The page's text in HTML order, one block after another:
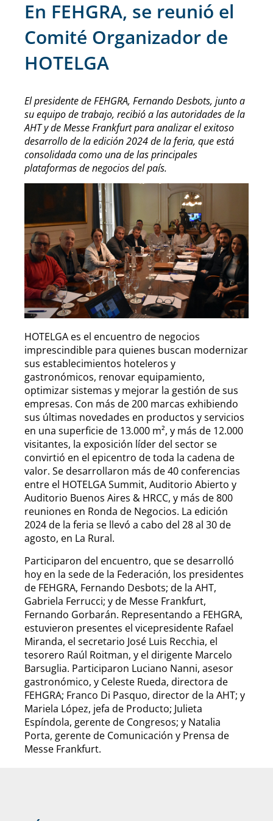
En FEHGRA, se reunió el
Comité Organizador de
HOTELGA
El presidente de FEHGRA, Fernando Desbots, junto a
su equipo de trabajo, recibió a las autoridades de la
AHT y de Messe Frankfurt para analizar el exitoso
desarrollo de la edición 2024 de la feria, que está
consolidada como una de las principales
plataformas de negocios del país.
HOTELGA es el encuentro de negocios
imprescindible para quienes buscan modernizar
sus establecimientos hoteleros y
gastronómicos, renovar equipamiento,
optimizar sistemas y mejorar la gestión de sus
empresas. Con más de 200 marcas exhibiendo
sus últimas novedades en productos y servicios
en una superficie de 13.000 m², y más de 12.000
visitantes, la exposición líder del sector se
convirtió en el epicentro de toda la cadena de
valor. Se desarrollaron más de 40 conferencias
entre el HOTELGA Summit, Auditorio Abierto y
Auditorio Buenos Aires & HRCC, y más de 800
reuniones en Ronda de Negocios. La edición
2024 de la feria se llevó a cabo del 28 al 30 de
agosto, en La Rural.
Participaron del encuentro, que se desarrolló
hoy en la sede de la Federación, los presidentes
de FEHGRA, Fernando Desbots; de la AHT,
Gabriela Ferrucci; y de Messe Frankfurt,
Fernando Gorbarán. Representando a FEHGRA,
estuvieron presentes el vicepresidente Rafael
Miranda, el secretario José Luis Recchia, el
tesorero Raúl Roitman, y el dirigente Marcelo
Barsuglia. Participaron Luciano Nanni, asesor
gastronómico, y Celeste Rueda, directora de
FEHGRA; Franco Di Pasquo, director de la AHT; y
Mariela López, jefa de Producto; Julieta
Espíndola, gerente de Congresos; y Natalia
Porta, gerente de Comunicación y Prensa de
Messe Frankfurt.